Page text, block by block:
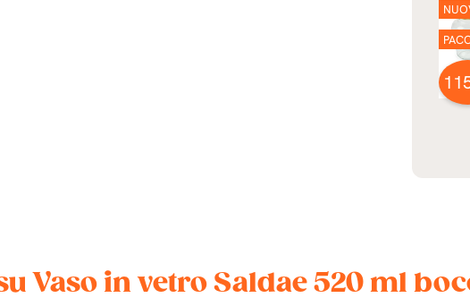
Vaso in vetro Saldae 520 ml